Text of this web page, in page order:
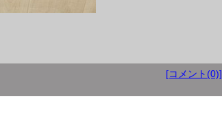
[コメント(0)]